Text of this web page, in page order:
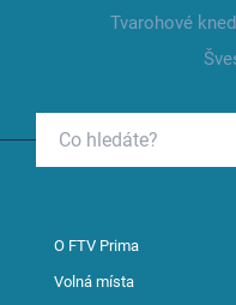
Tvarohové
O FTV Prima
Volná místa